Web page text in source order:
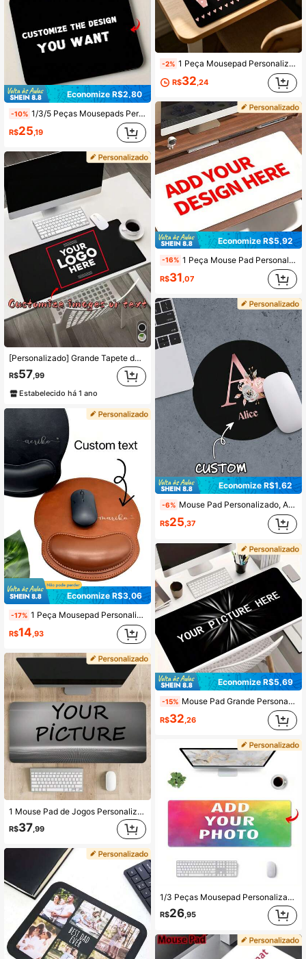
Economize R$2,80
-10% 1/3/5 Peças Mousepads Personalizados com Fotos, Mousepads Personalizados - Adicione Imagens, Texto, Logotipos ou Designs Artísticos, Halloween, Ação de Graças, Natal, Aniversários, Comemoração de Aniversário e Presentes de Feriados Específicos, Mousepad para Jogos
R$25,19
[Personalizado] Grande Tapete de Mesa com Foto e Texto, Mouse Pad Personalizado, Adequado para Jogos ou Uso Comercial, Superfície Antiderrapante, Adequado para Computador ou Laptop
R$57,99
Estabelecido há 1 ano
Economize R$3,06
-17% 1 Peça Mousepad Personalizado com Texto, Mousepad Personalizado, Nome da Empresa Personalizado, Adequado para Uso no Escritório, Publicidade, Trabalho no Computador, Jogos, Presente de Aniversário da Empresa, Presente do Dia dos Namorados, Presente de Natal, Presente de Volta às Aulas
R$14,93
1 Mouse Pad de Jogos Personalizado, Mouse Pad Grande Personalizado com Base de Borracha Antiderrapante, Mouse Pad de Teclado com Foto Personalizada, Tapete de Mesa Estendido para Jogos e Escritório, Presente de Aniversário DIY para Namorado/Namorada, Mouse Pad Autodesenhado
R$37 ,99
-2% 1 Peça Mousepad Personalizado com Foto em Formato de Coração, Design Personalizado com Foto e Nome, Presente do Dia dos Namorados, Presente de Aniversário de Casal, Acessório de Mesa Romântico para Casa, Escritório, Escola e Jogos
R$32,24
Economize R$5,92
-16% 1 Peça Mouse Pad Personalizado, Mouse Pad de Jogos Personalizado, Mouse Pad de Jogos Grande Autodesenhado, Mouse Pad de Base de Jogos, Mouse Pad de Teclado, Mouse Pad Grande com Base de Borracha Antiderrapante - Tapete de Mesa Personalizado, Adequado para Decoração de Escritório, Presente DIY de Aniversário/Aniversário para Namorado/Namorada, Melhor Presente para Namorado/Namorada, Pais, Filhos, Pode Imprimir Foto de Animal de Estimação, Casal ou Família, Decoração de Mesa, Halloween, Ação de Graças, Presente de Natal, Presente de Volta às Aulas
R$31 ,07
Economize R$1,62
-6% Mouse Pad Personalizado, Adequado para Uso em Escritório, Jogos ou Computador Doméstico, Presente Perfeito para Natal e Halloween, Mouse Pad para Computador Portátil e Jogos, Tapete de Mesa Premium para Mouse de PC e Laptop, Padrão de Impressão de Letra Rose Gold
R$25,37
Economize R$5,69
-15% Mouse Pad Grande Personalizável com Base de Borracha Antiderrapante, Tapete de Mesa de Escritório Personalizado para Fotos de Casal e Família DIY, Tapete de Mesa de Material de Borracha Personalizado para Decoração de Escritório, Presente Perfeito
R$32,26
1/3 Peças Mousepad Personalizado com Fotos, Fazendo Mousepads Personalizados - Adicionando Fotos, Texto, Logotipos ou Designs Artísticos, Escritório, Escritório Doméstico, Jogos, Base Não Emborrachada, Múltiplos Tamanhos para Escolher, Fácil de Limpar. Presentes de Natal, Presentes do Dia dos Namorados, Presentes de Aniversário de Casal, Presentes do Dia das Mães, Presentes do Dia dos Pais
R$26,95